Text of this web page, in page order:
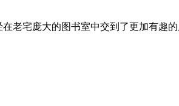
老宅庞大的图书室中交到了更加有趣